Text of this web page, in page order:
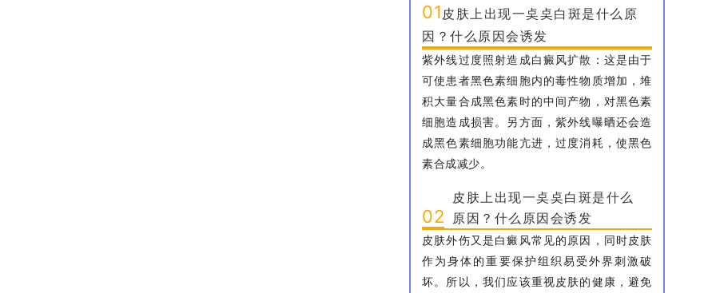
01 皮肤上出现一奌奌白斑是什么原
因？什么原因会诱发
紫外线过度照射造成白癜风扩散：这是由于
可使患者黑色素细胞内的毒性物质增加，堆
积大量合成黑色素时的中间产物，对黑色素
细胞造成损害。另方面，紫外线曝晒还会造
成黑色素细胞功能亢进，过度消耗，使黑色
素合成减少。
02
皮肤上出现一奌奌白斑是什么
原因？什么原因会诱发
皮肤外伤又是白癜风常见的原因，同时皮肤
作为身体的重要保护组织易受外界刺激破
坏。所以，我们应该重视皮肤的健康，避免